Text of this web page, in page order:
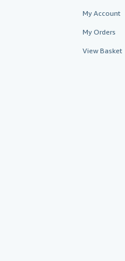
My Account
My Orders
View Basket